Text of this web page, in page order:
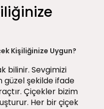
Kişiliğinize Uygun?
bilinir. Sevgimizi
güzel şekilde ifade
Çiçekler bizim
Her bir çiçek